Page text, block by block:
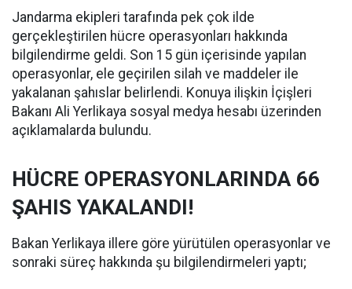
Jandarma ekipleri tarafında pek çok ilde
gerçekleştirilen hücre operasyonları hakkında
bilgilendirme geldi. Son 15 gün içerisinde yapılan
operasyonlar, ele geçirilen silah ve maddeler ile
yakalanan şahıslar belirlendi. Konuya ilişkin İçişleri
Bakanı Ali Yerlikaya sosyal medya hesabı üzerinden
açıklamalarda bulundu.
HÜCRE OPERASYONLARINDA 66
ŞAHIS YAKALANDI!
Bakan Yerlikaya illere göre yürütülen operasyonlar ve
sonraki süreç hakkında şu bilgilendirmeleri yaptı;